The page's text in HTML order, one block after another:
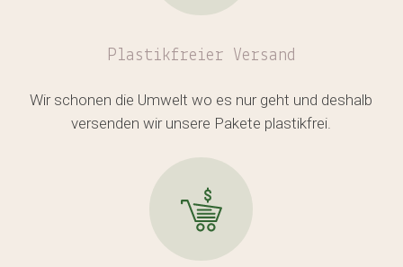
Plastikfreier Versand
Wir schonen die Umwelt wo es nur geht und deshalb
versenden wir unsere Pakete plastikfrei.